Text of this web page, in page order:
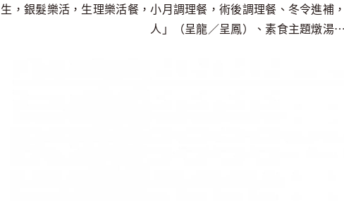
生，銀髮樂活，生理樂活餐，小月調理餐，術後調理餐、冬令進補
人」（呈龍／呈鳳）、素食主題燉湯